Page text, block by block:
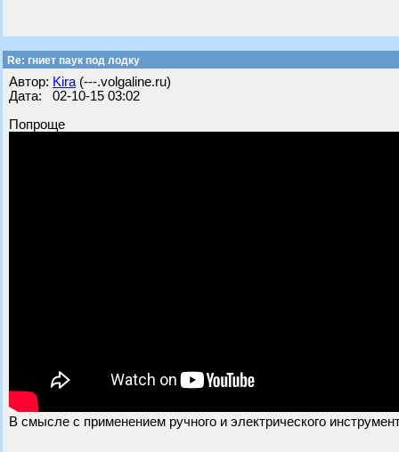
Re: гниет паук под лодку
Автор: Kira (---.volgaline.ru)
Дата: 02-10-15 03:02
Попроще
В смысле с применением ручного и электрического